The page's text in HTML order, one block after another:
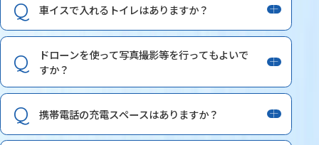
車イスで入れるトイレはありますか？
ドローンを使って写真撮影等を行ってもよいで
すか？
携帯電話の充電スペースはありますか？